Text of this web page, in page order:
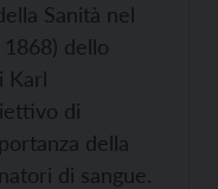
Sanità nel
dello
Karl
di
della
di sangue.